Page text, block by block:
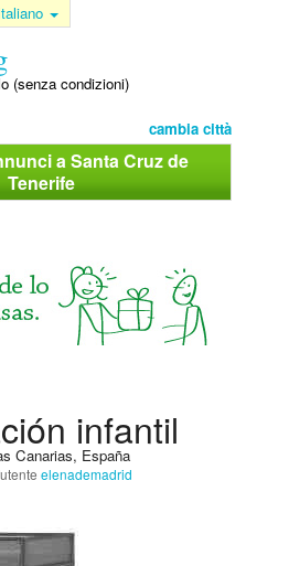
(senza condizioni)
cambia città
a Santa Cruz de
Tenerife
infantil
Canarias, España
elenademadrid